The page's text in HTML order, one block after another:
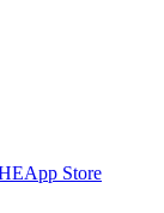
App Store